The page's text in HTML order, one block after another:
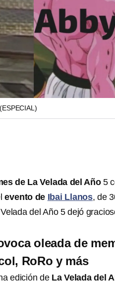
(ESPECIAL)
de La Velada del Año5
evento de Ibai Llanos, de
del Año 5 dejó
oleada de
RoRo y más
edición deLa Velada del